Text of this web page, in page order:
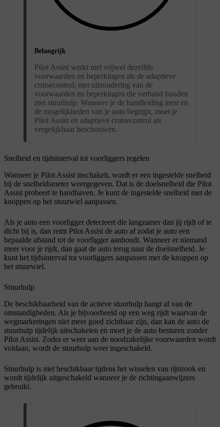
Belangrijk
Pilot Assist werkt met vrijwel dezelfde
voorwaarden en beperkingen als de adaptieve
cruisecontrol, met uitzondering van de
voorwaarden en beperkingen die verband houden
met stuurhulp. Wanneer je de handleiding leest en
de mogelijkheden van je auto begrijpt, moet je
Pilot Assist en adaptieve cruisecontrol als
vergelijkbaar beschouwen.
Snelheid en tijdsinterval tot voorliggers regelen
Wanneer je Pilot Assist inschakelt, wordt er een ingestelde snelheid
bij de snelheidsmeter weergegeven. Dat is de doelsnelheid die Pilot
Assist probeert te handhaven. Je kunt de ingestelde snelheid met de
knoppen op het stuurwiel aanpassen.
Als je auto een voorligger detecteert die langzamer dan jij rijdt of te
dicht bij is, dan remt Pilot Assist de auto af zodat je auto een
bepaalde afstand tot de voorligger aanhoudt. Wanneer er niemand
meer voor je rijdt, dan gaat de auto terug naar de doelsnelheid. Je
kunt het tijdsinterval tot voorliggers aanpassen met de knoppen op
het stuurwiel.
Stuurhulp
De beschikbaarheid van de actieve stuurhulp hangt af van de
omstandigheden. Als je bijvoorbeeld op een weg rijdt waarvan de
wegmarkeringen niet meer goed zichtbaar zijn, dan kan de auto de
stuurhulp tijdelijk uitschakelen en moet je de auto besturen zonder
Pilot Assist. Zodra er weer aan de noodzakelijke voorwaarden wordt
voldaan, wordt de stuurhulp weer ingeschakeld.
Stuurhulp is niet beschikbaar tijdens het wisselen van rijstrook en
wordt tijdelijk uitgeschakeld wanneer je de richtingaanwijzers
gebruikt.